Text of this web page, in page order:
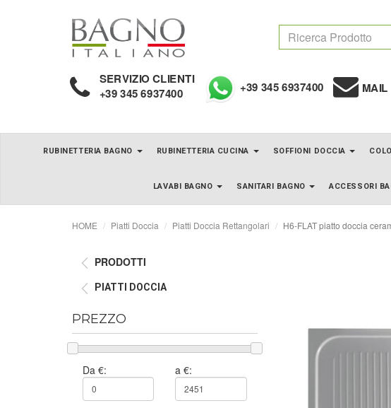
SERVIZIO CLIENTI
+39 345 6937400 +39 345 6937400 MAIL
RUBINETTERIA BAGNO RUBINETTERIA CUCINA SOFFIONI DOCCIA
LAVABI BAGNO SANITARI BAGNO ACCESSORI
HOME Piatti Doccia Piatti Doccia Rettangolari H6-FLAT piatto doccia
PRODOTTI
PIATTI DOCCIA
PREZZO
Da €: a €: